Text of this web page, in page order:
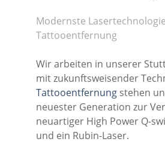
Modernste
Tattooentfernung
Wir arbeiten in unserer
mit zukunftsweisender
Tattooentfernung stehen
neuester Generation zur
neuartiger High Power Q-
und ein Rubin-Laser.